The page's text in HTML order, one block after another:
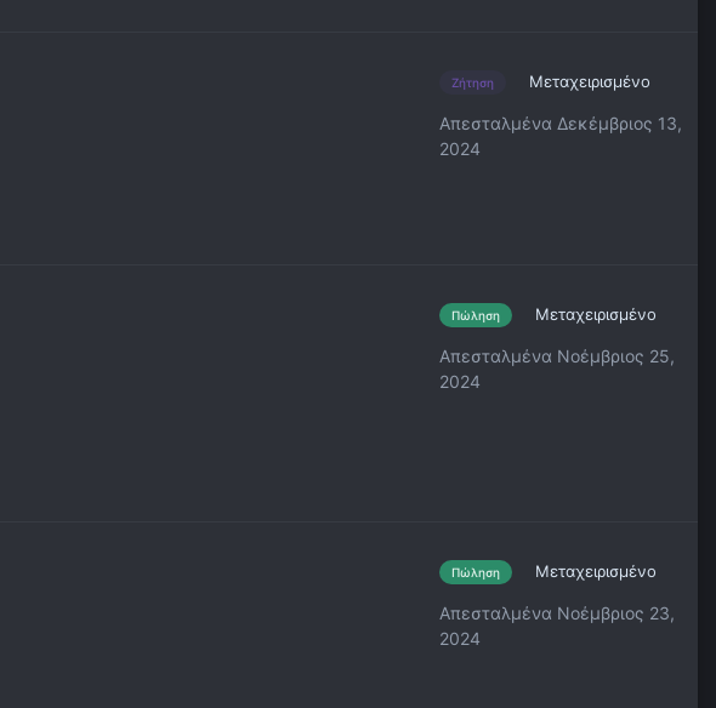
Ζήτηση Μεταχειρισμένο
Απεσταλμένα Δεκέμβριος 13,
2024
Πώληση Μεταχειρισμένο
Απεσταλμένα Νοέμβριος 25,
2024
Πώληση Μεταχειρισμένο
Απεσταλμένα Νοέμβριος 23,
2024